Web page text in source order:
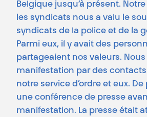
Belgique jusqu’à présent.
les syndicats nous a valu le
syndicats de la police et de la
Parmi eux, il y avait des
partageaient nos valeurs.
manifestation par des
notre service d’ordre et eux. De
une conférence de presse
manifestation. La presse était